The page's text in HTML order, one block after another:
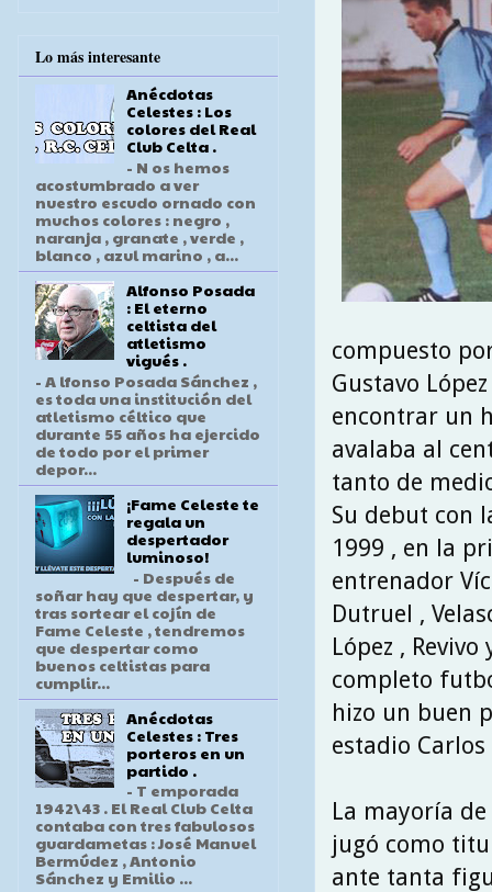
compuesto
Gustavo
encontrar un
avalaba al
tanto de
Su debut con
1999 , en la
entrenador
Dutruel ,
López ,
completo
hizo un buen
estadio
La mayoría
jugó como
ante tanta
Lo más interesante
Anécdotas
Celestes : Los
colores del Real
Club Celta .
- N os hemos
acostumbrado a ver
nuestro escudo ornado con
muchos colores : negro ,
naranja , granate , verde ,
blanco , azul marino , a...
Alfonso Posada
: El eterno
celtista del
atletismo
vigués .
- A lfonso Posada Sánchez ,
es toda una institución del
atletismo céltico que
durante 55 años ha ejercido
de todo por el primer
depor...
¡Fame Celeste te
regala un
despertador
luminoso!
- Después de
soñar hay que despertar, y
tras sortear el cojín de
Fame Celeste , tendremos
que despertar como
buenos celtistas para
cumplir...
Anécdotas
Celestes : Tres
porteros en un
partido .
- T emporada
1942\43 . El Real Club Celta
contaba con tres fabulosos
guardametas : José Manuel
Bermúdez , Antonio
Sánchez y Emilio ...